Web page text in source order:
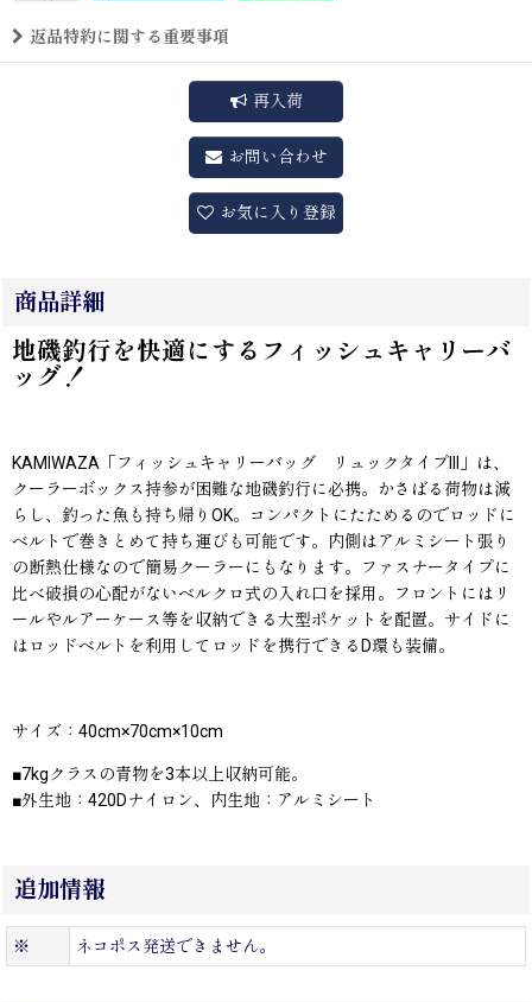
返品特約に関する重要事項
再入荷
お問い合わせ
お気に入り登録
商品詳細
地磯釣行を快適にするフィッシュキャリーバ
ッグ！
KAMIWAZA「フィッシュキャリーバッグ リュックタイプIII」は、
クーラーボックス持参が困難な地磯釣行に必携。かさばる荷物は減
らし、釣った魚も持ち帰りOK。コンパクトにたためるのでロッドに
ベルトで巻きとめて持ち運びも可能です。内側はアルミシート張り
の断熱仕様なので簡易クーラーにもなります。ファスナータイプに
比べ破損の心配がないベルクロ式の入れ口を採用。フロントにはリ
ールやルアーケース等を収納できる大型ポケットを配置。サイドに
はロッドベルトを利用してロッドを携行できるD環も装備。
サイズ：40cm×70cm×10cm
■7kgクラスの青物を3本以上収納可能。
■外生地：420Dナイロン、内生地：アルミシート
追加情報
※ ネコポス発送できません。